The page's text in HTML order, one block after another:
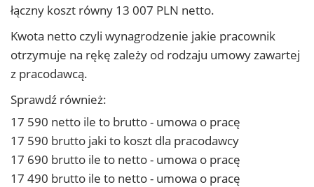
łączny koszt równy 13 007 PLN netto.
Kwota netto czyli wynagrodzenie jakie pracownik
otrzymuje na rękę zależy od rodzaju umowy zawartej
z pracodawcą.
Sprawdź również:
17 590 netto ile to brutto - umowa o pracę
17 590 brutto jaki to koszt dla pracodawcy
17 690 brutto ile to netto - umowa o pracę
17 490 brutto ile to netto - umowa o pracę